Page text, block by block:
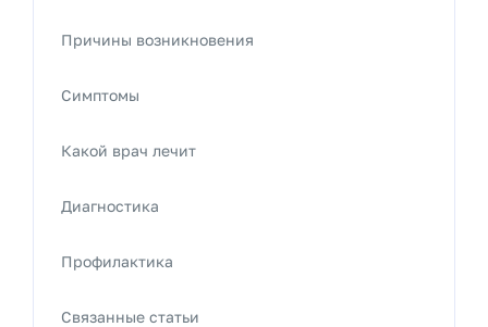
Причины возникновения
Симптомы
Какой врач лечит
Диагностика
Профилактика
Связанные статьи